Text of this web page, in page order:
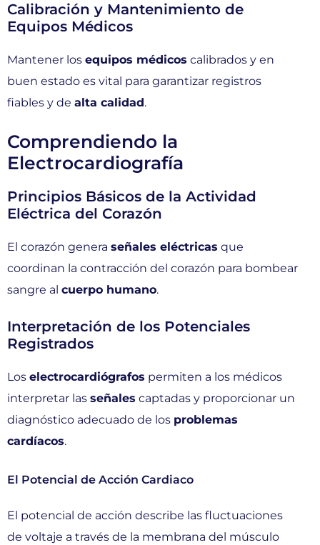
Calibración y Mantenimiento de
Equipos Médicos
Mantener los equipos médicos calibrados y en
buen estado es vital para garantizar registros
fiables y de alta calidad.
Comprendiendo la
Electrocardiografía
Principios Básicos de la Actividad
Eléctrica del Corazón
El corazón genera señales eléctricas que
coordinan la contracción del corazón para bombear
sangre al cuerpo humano.
Interpretación de los Potenciales
Registrados
Los electrocardiógrafos permiten a los médicos
interpretar las señales captadas y proporcionar un
diagnóstico adecuado de los problemas
cardíacos.
El Potencial de Acción Cardiaco
El potencial de acción describe las fluctuaciones
de voltaje a través de la membrana del músculo